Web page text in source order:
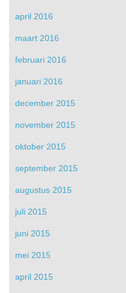
april 2016
maart 2016
februari 2016
januari 2016
december 2015
november 2015
oktober 2015
september 2015
augustus 2015
juli 2015
juni 2015
mei 2015
april 2015